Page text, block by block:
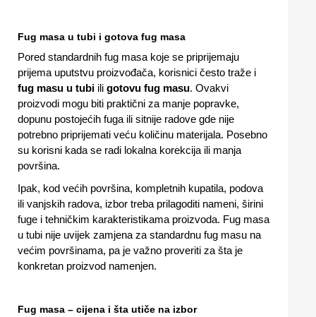
Fug masa u tubi i gotova fug masa
Pored standardnih fug masa koje se priprijemaju
prijema uputstvu proizvođača, korisnici često traže i
fug masu u tubi ili gotovu fug masu. Ovakvi
proizvodi mogu biti praktični za manje popravke,
dopunu postojećih fuga ili sitnije radove gde nije
potrebno priprijemati veću količinu materijala. Posebno
su korisni kada se radi lokalna korekcija ili manja
površina.
Ipak, kod većih površina, kompletnih kupatila, podova
ili vanjskih radova, izbor treba prilagoditi nameni, širini
fuge i tehničkim karakteristikama proizvoda. Fug masa
u tubi nije uvijek zamjena za standardnu fug masu na
većim površinama, pa je važno proveriti za šta je
konkretan proizvod namenjen.
Fug masa – cijena i šta utiče na izbor